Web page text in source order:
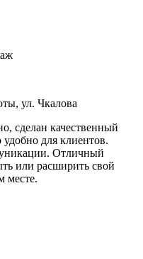
ул. Чкалова
сделан качественный
для клиентов.
Отличный
или расширить свой
месте.